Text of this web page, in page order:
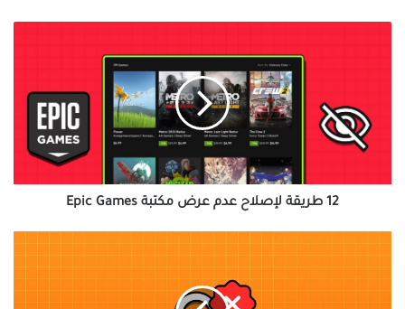
مكتبة
12 طريقة لإصلاح عدم عرض مكتبة Epic Games